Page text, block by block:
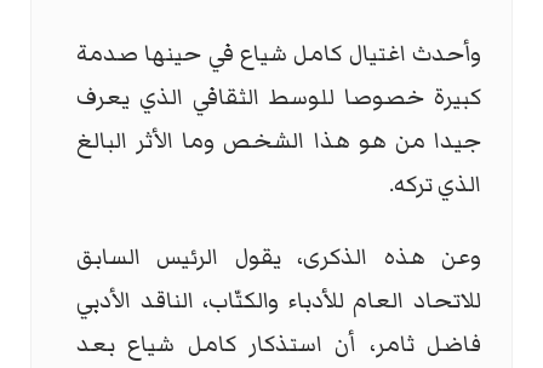
وأحدث اغتيال كامل شياع في حينها صدمة
كبيرة خصوصا للوسط الثقافي الذي يعرف
جيدا من هو هذا الشخص وما الأثر البالغ
الذي تركه.
وعن هذه الذكرى، يقول الرئيس السابق
للاتحاد العام للأدباء والكتّاب، الناقد الأدبي
فاضل ثامر، أن استذكار كامل شياع بعد